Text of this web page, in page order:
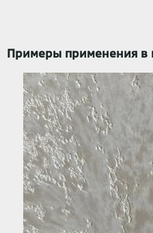
Примеры применения в